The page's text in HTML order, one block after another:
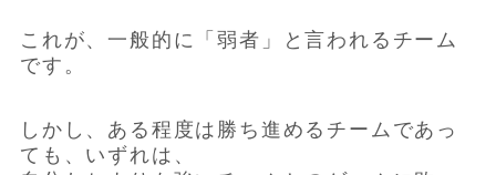
これが、一般的に「弱者」と言われるチーム
です。
しかし、ある程度は勝ち進めるチームであっ
ても、いずれは、